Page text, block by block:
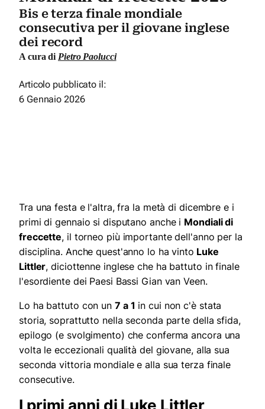
Bis e terza finale mondiale
consecutiva per il giovane inglese
dei record
A cura di Pietro Paolucci
Articolo pubblicato il:
6 Gennaio 2026
Tra una festa e l'altra, fra la metà di dicembre e i
primi di gennaio si disputano anche i Mondiali di
freccette, il torneo più importante dell'anno per la
disciplina. Anche quest'anno lo ha vinto Luke
Littler, diciottenne inglese che ha battuto in finale
l'esordiente dei Paesi Bassi Gian van Veen.
Lo ha battuto con un 7 a 1 in cui non c'è stata
storia, soprattutto nella seconda parte della sfida,
epilogo (e svolgimento) che conferma ancora una
volta le eccezionali qualità del giovane, alla sua
seconda vittoria mondiale e alla sua terza finale
consecutive.
I primi anni di Luke Littler